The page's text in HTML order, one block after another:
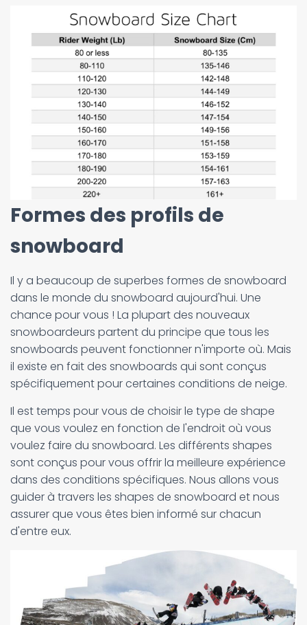
Formes des profils de
snowboard
Il y a beaucoup de superbes formes de snowboard
dans le monde du snowboard aujourd'hui. Une
chance pour vous ! La plupart des nouveaux
snowboardeurs partent du principe que tous les
snowboards peuvent fonctionner n'importe où. Mais
il existe en fait des snowboards qui sont conçus
spécifiquement pour certaines conditions de neige.
Il est temps pour vous de choisir le type de shape
que vous voulez en fonction de l'endroit où vous
voulez faire du snowboard. Les différents shapes
sont conçus pour vous offrir la meilleure expérience
dans des conditions spécifiques. Nous allons vous
guider à travers les shapes de snowboard et nous
assurer que vous êtes bien informé sur chacun
d'entre eux.